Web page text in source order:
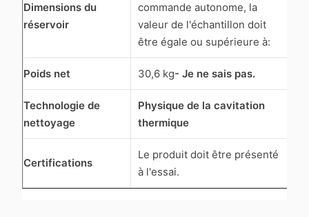
Dimensions du
réservoir
commande autonome, la
valeur de l'échantillon doit
être égale ou supérieure à:
Poids net 30,6 kg- Je ne sais pas.
Technologie de
nettoyage
Physique de la cavitation
thermique
Certifications
Le produit doit être présenté
à l'essai.